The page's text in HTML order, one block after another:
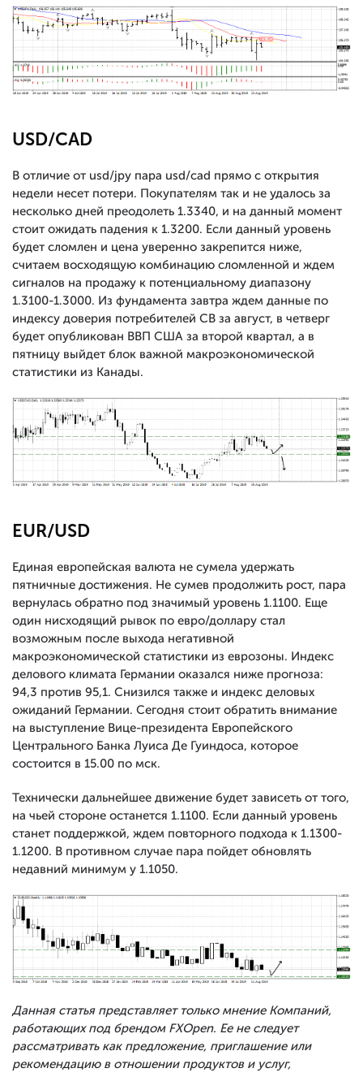
USD/CAD
В отличие от usd/jpy пара usd/cad прямо с открытия
недели несет потери. Покупателям так и не удалось за
несколько дней преодолеть 1.3340, и на данный момент
стоит ожидать падения к 1.3200. Если данный уровень
будет сломлен и цена уверенно закрепится ниже,
считаем восходящую комбинацию сломленной и ждем
сигналов на продажу к потенциальному диапазону
1.3100-1.3000. Из фундамента завтра ждем данные по
индексу доверия потребителей СВ за август, в четверг
будет опубликован ВВП США за второй квартал, а в
пятницу выйдет блок важной макроэкономической
статистики из Канады.
EUR/USD
Единая европейская валюта не сумела удержать
пятничные достижения. Не сумев продолжить рост, пара
вернулась обратно под значимый уровень 1.1100. Еще
один нисходящий рывок по евро/доллару стал
возможным после выхода негативной
макроэкономической статистики из еврозоны. Индекс
делового климата Германии оказался ниже прогноза:
94,3 против 95,1. Снизился также и индекс деловых
ожиданий Германии. Сегодня стоит обратить внимание
на выступление Вице-президента Европейского
Центрального Банка Луиса Де Гуиндоса, которое
состоится в 15.00 по мск.
Технически дальнейшее движение будет зависеть от того,
на чьей стороне останется 1.1100. Если данный уровень
станет поддержкой, ждем повторного подхода к 1.1300-
1.1200. В противном случае пара пойдет обновлять
недавний минимум у 1.1050.
Данная статья представляет только мнение Компаний,
работающих под брендом FXOpen. Ее не следует
рассматривать как предложение, приглашение или
рекомендацию в отношении продуктов и услуг,